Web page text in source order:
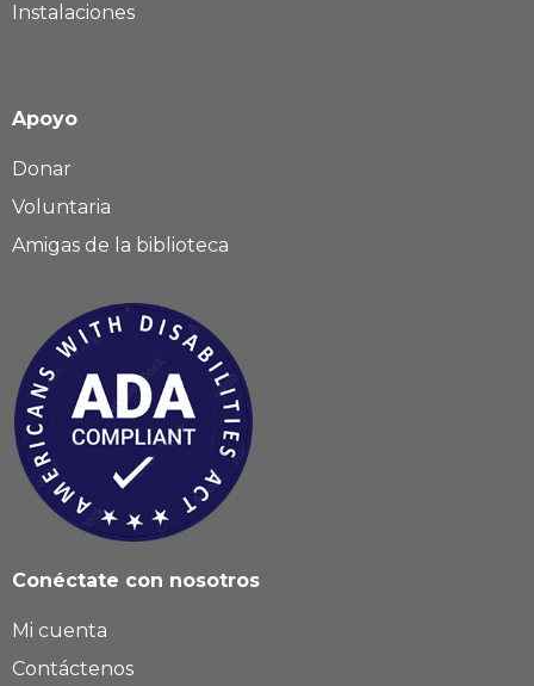
Instalaciones
Apoyo
Donar
Voluntaria
Amigas de la biblioteca
Conéctate con nosotros
Mi cuenta
Contáctenos